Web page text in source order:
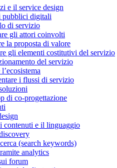
e il service design
pubblici digitali
di servizio
gli attori coinvolti
la proposta di valore
gli elementi costitutivi del servizio
del servizio
i flussi di servizio
di co-progettazione
contenuti e il linguaggio
(search keywords)
analytics
forum